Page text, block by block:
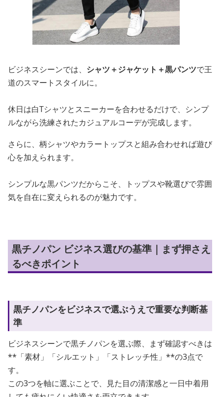
ビジネスシーンでは、 シャツ＋ジャケット＋黒パンツで王
道のスマートスタイルに。
休日は白Tシャツとスニーカーを合わせるだけで、シンプ
ルながら洗練されたカジュアルコーデが完成します。
さらに、柄シャツやカラートップスと組み合わせれば遊び
心を加えられます。
シンプルな黒パンツだからこそ、トップスや靴選びで雰囲
気を自在に変えられるのが魅力です。
黒チノパン ビジネス選びの基準｜まず押さえ
るべきポイント
黒チノパンをビジネスで選ぶうえで重要な判断基
準
ビジネスシーンで黒チノパンを選ぶ際、まず確認すべきは
**「素材」「シルエット」「ストレッチ性」**の3点で
す。
この3つを軸に選ぶことで、見た目の清潔感と一日中着用